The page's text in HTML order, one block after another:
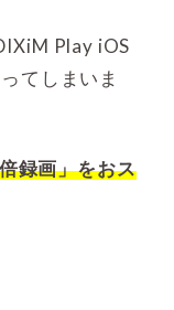
Play iOS
てしまいま
録画」をおス